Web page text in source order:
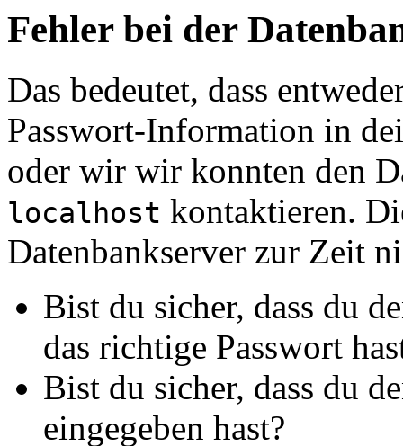
Fehler bei der
Das bedeutet, dass
Passwort-Information in
oder wir wir konnten den
localhost kontaktieren.
Datenbankserver zur Zeit
Bist du sicher, dass du
das richtige Passwort
Bist du sicher, dass du
eingegeben hast?